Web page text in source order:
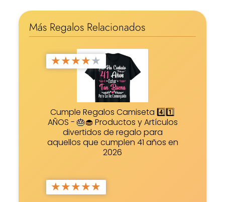
Más Regalos Relacionados
★★★★★
Cumple Regalos Camiseta 4️⃣1️⃣
AÑOS - 🎂🧁 Productos y Artículos
divertidos de regalo para
aquellos que cumplen 41 años en
2026
★★★★★